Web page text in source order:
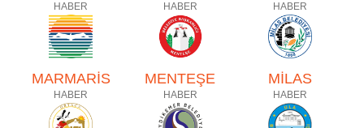
HABER HABER HABER
MARMARİS
HABER
MENTEŞE
HABER
MİLAS
HABER